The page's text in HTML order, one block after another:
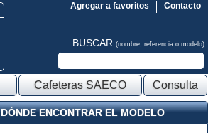
Contacto
Agregar a favoritos
BUSCAR (nombre, referencia o modelo)
Cafeteras SAECO Consulta
DÓNDE ENCONTRAR EL MODELO